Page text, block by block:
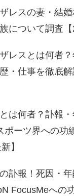
レスの妻・結
について調査【
レスとは何者？
・仕事を徹底
は何者？訃報・
ポーツ界への功
】
訃報！死因・年
FocusMeへの